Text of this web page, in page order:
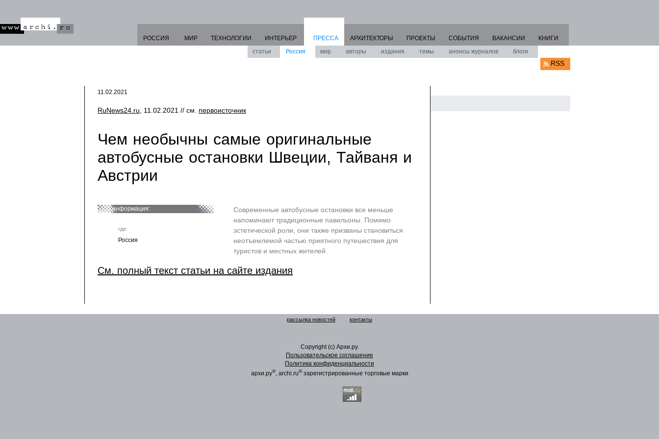
РОССИЯ МИР ТЕХНОЛОГИИ ИНТЕРЬЕР
ПРЕССА
статьи
Россия мир авторы издания темы анонсы журналов блоги
АРХИТЕКТОРЫ ПРОЕКТЫ СОБЫТИЯ ВАКАНСИИ КНИГИ
RSS
11.02.2021
RuNews24.ru , 11.02.2021 // см. первоисточник
Чем необычны самые оригинальные
автобусные остановки Швеции, Тайваня и
Австрии
информация:
где:
Россия
Современные автобусные остановки все меньше
напоминают традиционные павильоны. Помимо
эстетической роли, они также призваны становиться
неотъемлемой частью приятного путешествия для
туристов и местных жителей.
См. полный текст статьи на сайте издания
рассылка новостей контакты
Copyright (c) Архи.ру.
Пользовательское соглашение
Политика конфиденциальности
архи.ру®, archi.ru®зарегистрированные торговые марки